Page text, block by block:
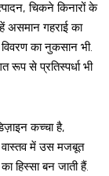
चिकने किनारों के
असमान गहराई का
का नुकसान भी.
रूप से प्रतिस्पर्धा भी
कच्चा है,
वास्तव में उस मजबूत
हिस्सा बन जाती हैं.